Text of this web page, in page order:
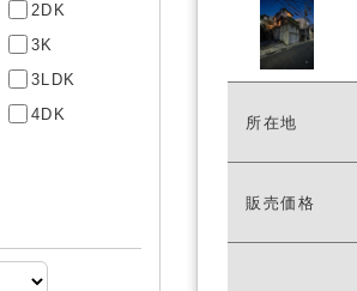
2DK
3K
3LDK
4DK
所在地
販売価格